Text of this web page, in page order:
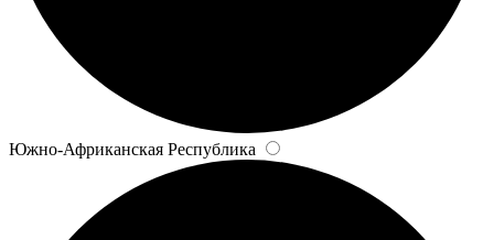
Южно-Африканская Республика